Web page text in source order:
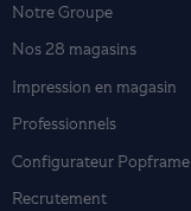
Notre Groupe
Nos 28 magasins
Impression en magasin
Professionnels
Configurateur Popframe
Recrutement